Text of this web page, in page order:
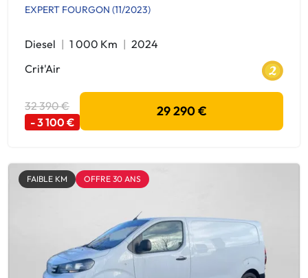
EXPERT FOURGON (11/2023)
Diesel 1 000 Km
2024
Crit'Air
32 390 €
- 3 100 €
29 290 €
FAIBLE KM OFFRE 30 ANS